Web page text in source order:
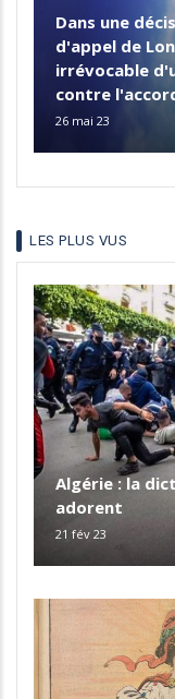
Dans une
d'appel de
irrévocable
contre
26 mai 23
LES PLUS VUS
Algérie : la
adorent
21 fév 23